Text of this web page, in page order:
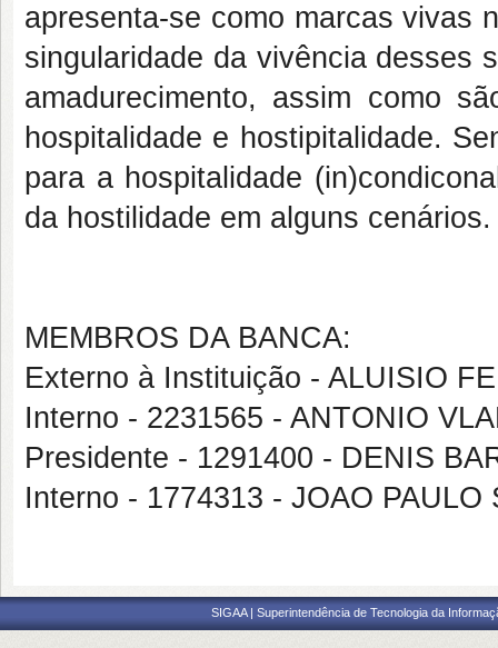
apresenta-se como marcas vivas
singularidade da vivência desses
amadurecimento, assim como
hospitalidade e hostipitalidade.
para a hospitalidade
da hostilidade em alguns cenários.
MEMBROS DA BANCA:
Externo à Instituição - ALUISIO
Interno - 2231565 - ANTONIO
Presidente - 1291400 - DENIS
Interno - 1774313 - JOAO PAULO
SIGAA | Superintendência de Tecnologia da